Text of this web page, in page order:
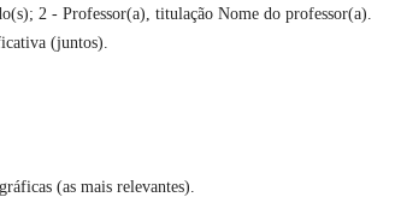
2 - Professor(a), titulação Nome do professor(a).
(juntos).
(as mais relevantes).